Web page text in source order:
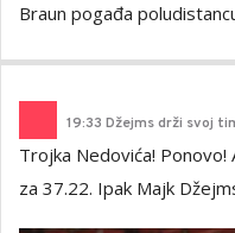
Braun pogađa
19:33 Džejms drži svoj
Trojka Nedovića! Ponovo!
za 37.22. Ipak Majk